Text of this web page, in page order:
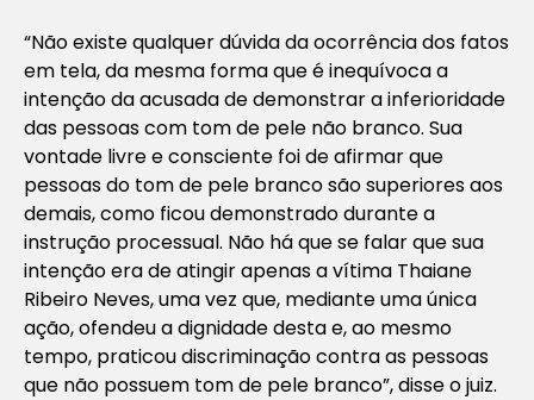
“Não existe qualquer dúvida da ocorrência dos fatos
em tela, da mesma forma que é inequívoca a
intenção da acusada de demonstrar a inferioridade
das pessoas com tom de pele não branco. Sua
vontade livre e consciente foi de afirmar que
pessoas do tom de pele branco são superiores aos
demais, como ficou demonstrado durante a
instrução processual. Não há que se falar que sua
intenção era de atingir apenas a vítima Thaiane
Ribeiro Neves, uma vez que, mediante uma única
ação, ofendeu a dignidade desta e, ao mesmo
tempo, praticou discriminação contra as pessoas
que não possuem tom de pele branco”, disse o juiz.